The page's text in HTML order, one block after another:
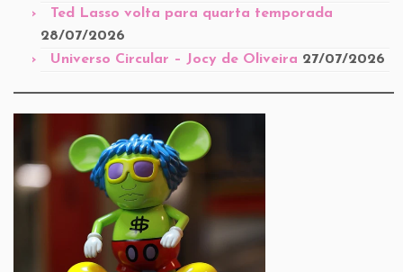
Ted Lasso volta para quarta temporada
28/07/2026
Universo Circular – Jocy de Oliveira 27/07/2026